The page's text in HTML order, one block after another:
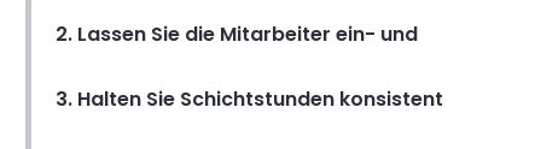
Arbeiten 12 Stunden Schichten
Stunden-Schichten - Was ist
das Beste fuer Ihr
2. Lassen Sie die Mitarbeiter ein- und
3. Halten Sie Schichtstunden konsistent